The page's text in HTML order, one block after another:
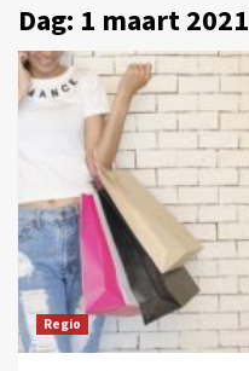
Dag: 1 maart 2021
Regio